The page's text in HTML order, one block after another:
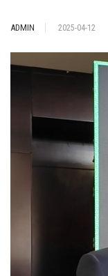
ADMIN 2025-04-12